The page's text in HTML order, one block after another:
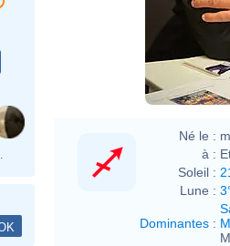
Né le :
à :
Soleil :
Lune :
Dominantes :